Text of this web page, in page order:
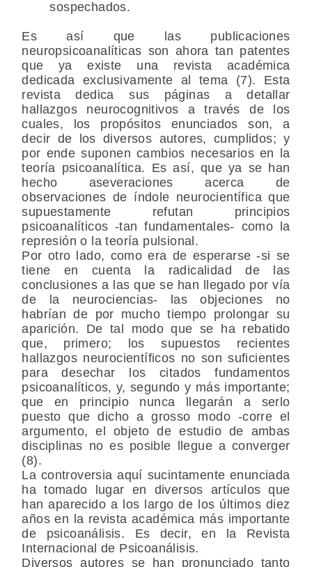
sospechados.
Es así que las publicaciones
neuropsicoanalíticas son ahora tan patentes
que ya existe una revista académica
dedicada exclusivamente al tema (7). Esta
revista dedica sus páginas a detallar
hallazgos neurocognitivos a través de los
cuales, los propósitos enunciados son, a
decir de los diversos autores, cumplidos; y
por ende suponen cambios necesarios en la
teoría psicoanalítica. Es así, que ya se han
hecho aseveraciones acerca de
observaciones de índole neurocientífica que
supuestamente refutan principios
psicoanalíticos -tan fundamentales- como la
represión o la teoría pulsional.
Por otro lado, como era de esperarse -si se
tiene en cuenta la radicalidad de las
conclusiones a las que se han llegado por vía
de la neurociencias- las objeciones no
habrían de por mucho tiempo prolongar su
aparición. De tal modo que se ha rebatido
que, primero; los supuestos recientes
hallazgos neurocientíficos no son suficientes
para desechar los citados fundamentos
psicoanalíticos, y, segundo y más importante;
que en principio nunca llegarán a serlo
puesto que dicho a grosso modo -corre el
argumento, el objeto de estudio de ambas
disciplinas no es posible llegue a converger
(8).
La controversia aquí sucintamente enunciada
ha tomado lugar en diversos artículos que
han aparecido a los largo de los últimos diez
años en la revista académica más importante
de psicoanálisis. Es decir, en la Revista
Internacional de Psicoanálisis.
Diversos autores se han pronunciado tanto